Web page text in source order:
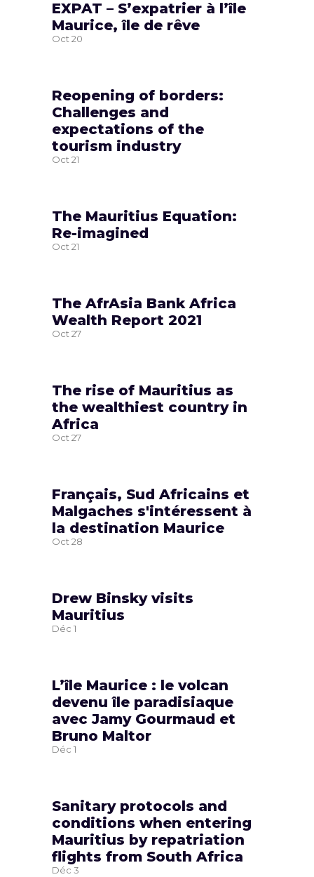
EXPAT – S’expatrier à l’île
Maurice, île de rêve
Oct20
Reopening of borders:
Challenges and
expectations of the
tourism industry
Oct21
The Mauritius Equation:
Re-imagined
Oct21
The AfrAsia Bank Africa
Wealth Report 2021
Oct27
The rise of Mauritius as
the wealthiest country in
Africa
Oct27
Français, Sud Africains et
Malgaches s'intéressent à
la destination Maurice
Oct28
Drew Binsky visits
Mauritius
Déc 1
L’île Maurice : le volcan
devenu île paradisiaque
avec Jamy Gourmaud et
Bruno Maltor
Déc 1
Sanitary protocols and
conditions when entering
Mauritius by repatriation
flights from South Africa
Déc 3